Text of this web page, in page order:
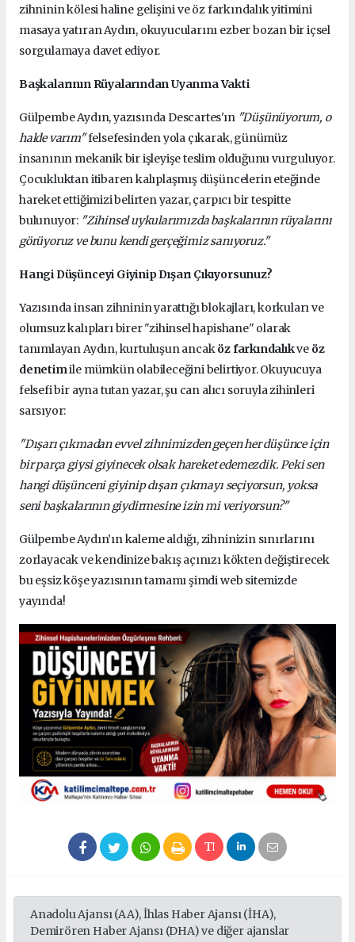
zihninin kölesi haline gelişini ve öz farkındalık yitimini
masaya yatıran Aydın, okuyucularını ezber bozan bir içsel
sorgulamaya davet ediyor.
Başkalarının Rüyalarından Uyanma Vakti
Gülpembe Aydın, yazısında Descartes'ın "Düşünüyorum, o
halde varım"felsefesinden yola çıkarak, günümüz
insanının mekanik bir işleyişe teslim olduğunu vurguluyor.
Çocukluktan itibaren kalıplaşmış düşüncelerin eteğinde
hareket ettiğimizi belirten yazar, çarpıcı bir tespitte
bulunuyor: "Zihinsel uykularımızda başkalarının rüyalarını
görüyoruz ve bunu kendi gerçeğimiz sanıyoruz."
Hangi Düşünceyi Giyinip Dışarı Çıkıyorsunuz?
Yazısında insan zihninin yarattığı blokajları, korkuları ve
olumsuz kalıpları birer "zihinsel hapishane" olarak
tanımlayan Aydın, kurtuluşun ancaköz farkındalıkve öz
denetimile mümkün olabileceğini belirtiyor. Okuyucuya
felsefi bir ayna tutan yazar, şu can alıcı soruyla zihinleri
sarsıyor:
"Dışarı çıkmadan evvel zihnimizden geçen her düşünce için
bir parça giysi giyinecek olsak hareket edemezdik. Peki sen
hangi düşünceni giyinip dışarı çıkmayı seçiyorsun, yoksa
seni başkalarının giydirmesine izin mi veriyorsun?"
Gülpembe Aydın’ın kaleme aldığı, zihninizin sınırlarını
zorlayacak ve kendinize bakış açınızı kökten değiştirecek
bu eşsiz köşe yazısının tamamı şimdi web sitemizde
yayında!
Anadolu Ajansı (AA), İhlas Haber Ajansı (İHA),
Demirören Haber Ajansı (DHA) ve diğer ajanslar